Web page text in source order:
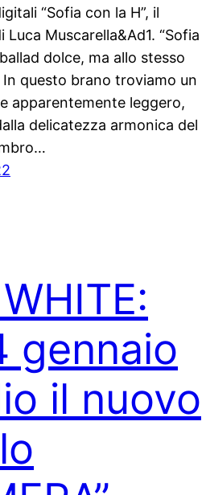
“Sofia con la H”, il
Muscarella&Ad1. “Sofia
dolce, ma allo stesso
questo brano troviamo un
apparentemente leggero,
delicatezza armonica del
gennaio
il nuovo